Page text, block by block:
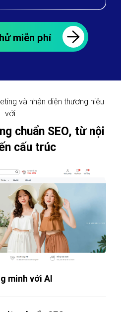
miễn phí
và nhận diện thương hiệu
với
chuẩn SEO, từ nội
cấu trúc
minh với AI